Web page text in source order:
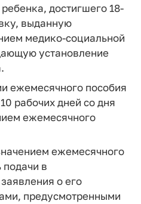
достигшего 18-
выданную
медико-социальной
установление
ежемесячного пособия
рабочих дней со дня
ежемесячного
ежемесячного
подачи в
о его
предусмотренными